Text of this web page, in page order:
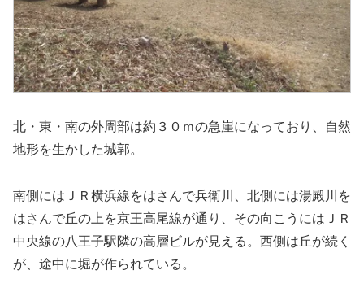
北・東・南の外周部は約３０ｍの急崖になっており、自然
地形を生かした城郭。
南側にはＪＲ横浜線をはさんで兵衛川、北側には湯殿川を
はさんで丘の上を京王高尾線が通り、その向こうにはＪＲ
中央線の八王子駅隣の高層ビルが見える。西側は丘が続く
が、途中に堀が作られている。